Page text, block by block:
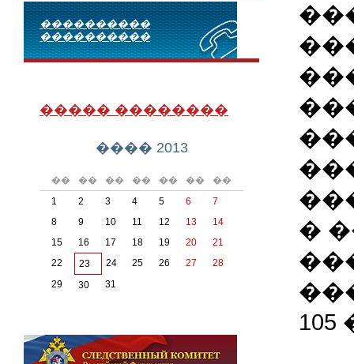
����������
����������
����� ��������
���� 2013
�� �� �� �� �� ��
��
1
2 3 4 5 6
7
8
9 10 11 12 13
14
15
16 17 18 19 20
21
22
23 24 25 26 27
28
29
30 31
�